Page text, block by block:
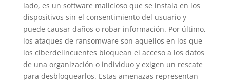
lado, es un software malicioso que se instala en los
dispositivos sin el consentimiento del usuario y
puede causar daños o robar información. Por último,
los ataques de ransomware son aquellos en los que
los ciberdelincuentes bloquean el acceso a los datos
de una organización o individuo y exigen un rescate
para desbloquearlos. Estas amenazas representan